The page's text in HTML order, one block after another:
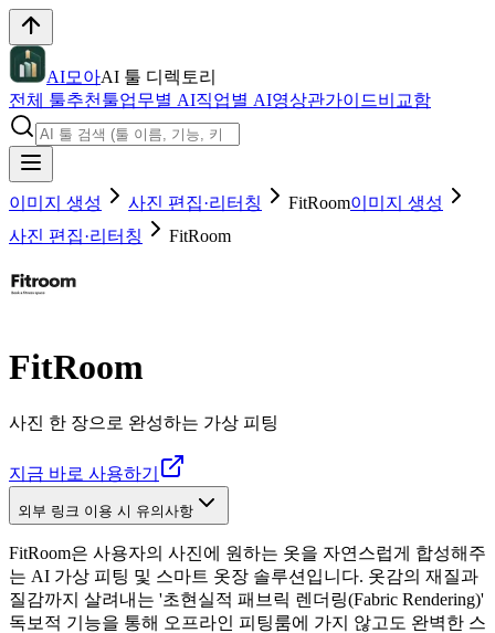
AI모아AI 툴 디렉토리
전체 툴추천툴업무별 AI직업별 AI영상관가이드비교함
이미지 생성 사진 편집·리터칭 FitRoom이미지 생성
사진 편집·리터칭
FitRoom
FitRoom
사진 한 장으로 완성하는 가상 피팅
지금 바로 사용하기
외부 링크 이용 시 유의사항
FitRoom은 사용자의 사진에 원하는 옷을 자연스럽게 합성해주
는 AI 가상 피팅 및 스마트 옷장 솔루션입니다. 옷감의 재질과
질감까지 살려내는 '초현실적 패브릭 렌더링(Fabric Rendering)'
독보적 기능을 통해 오프라인 피팅룸에 가지 않고도 완벽한 스